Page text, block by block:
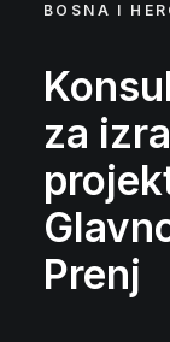
BOSNA I
za
Prenj